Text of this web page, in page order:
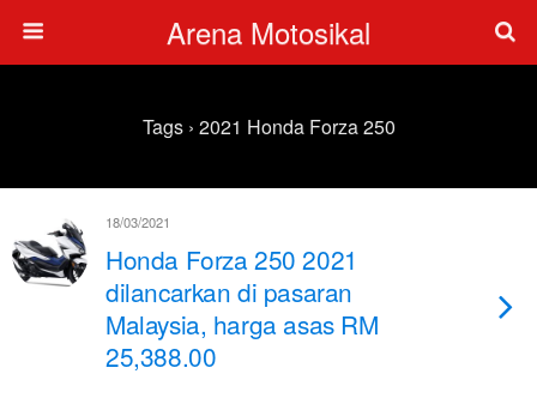
Arena Motosikal
Tags › 2021 Honda Forza 250
18/03/2021
Honda Forza 250 2021
dilancarkan di pasaran
Malaysia, harga asas RM
25,388.00